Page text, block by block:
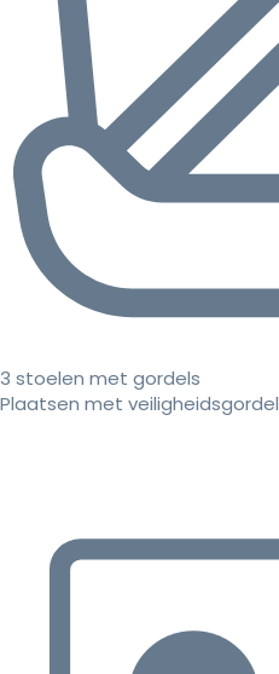
3 stoelen met gordels
Plaatsen met veiligheidsgordel